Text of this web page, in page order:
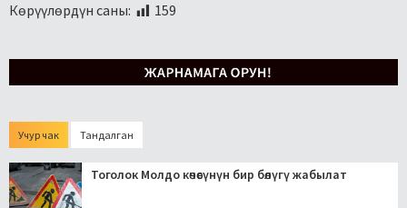
Көрүүлөрдүн саны: 159
Учур чак Тандалган
Тоголок Молдо көчөсүнүн бир бөлүгү жабылат